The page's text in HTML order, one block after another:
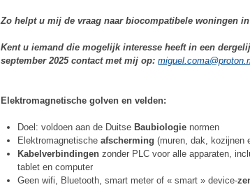
Zo helpt u mij de vraag naar biocompatibele woningen
Kent u iemand die mogelijk interesse heeft in een
september 2025 contact met mij op:
Elektromagnetische golven en velden:
Doel: voldoen aan de Duitse Baubiologie normen
Elektromagnetischeafscherming(muren, dak, kozijnen
Kabelverbindingenzonder PLC voor alle apparaten,
tablet en computer
Geen wifi, Bluetooth, smart meter of « smart » device-